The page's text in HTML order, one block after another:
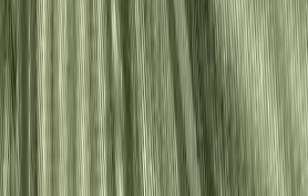
хаки